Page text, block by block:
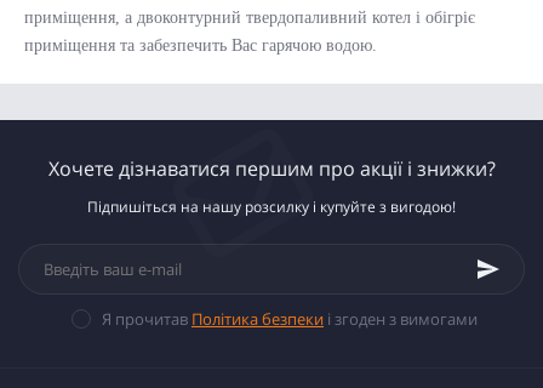
приміщення, а двоконтурний твердопаливний котел і обігріє
приміщення та забезпечить Вас гарячою водою.
Хочете дізнаватися першим про акції і знижки?
Підпишіться на нашу розсилку і купуйте з вигодою!
Я прочитав Політика безпеки і згоден з вимогами